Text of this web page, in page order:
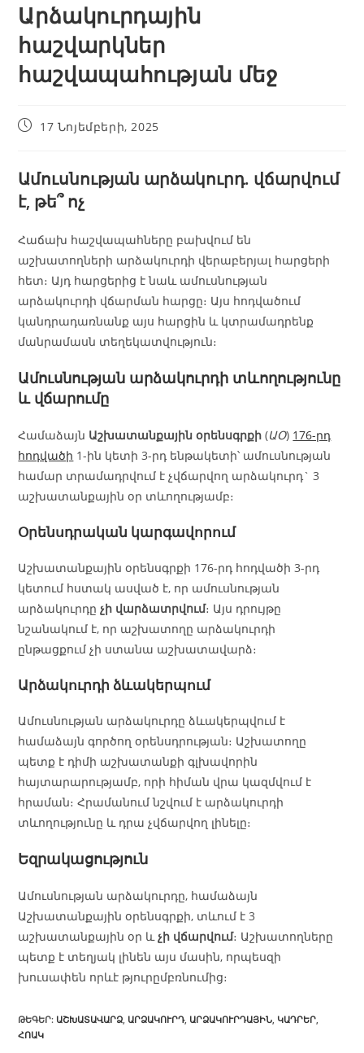
Արձակուրդային
հաշվարկներ
հաշվապահության մեջ
17 Նոյեմբերի, 2025
Ամուսնության արձակուրդ. վճարվում
է, թե՞ ոչ
Հաճախ հաշվապահները բախվում են
աշխատողների արձակուրդի վերաբերյալ հարցերի
հետ։ Այդ հարցերից է նաև ամուսնության
արձակուրդի վճարման հարցը։ Այս հոդվածում
կանդրադառնանք այս հարցին և կտրամադրենք
մանրամասն տեղեկատվություն։
Ամուսնության արձակուրդի տևողությունը
և վճարումը
Համաձայն Աշխատանքային օրենսգրքի (ԱՕ) 176-րդ
հոդվածի 1-ին կետի 3-րդ ենթակետի՝ ամուսնության
համար տրամադրվում է չվճարվող արձակուրդ` 3
աշխատանքային օր տևողությամբ։
Օրենսդրական կարգավորում
Աշխատանքային օրենսգրքի 176-րդ հոդվածի 3-րդ
կետում հստակ ասված է, որ ամուսնության
արձակուրդըչի վարձատրվում։ Այս դրույթը
նշանակում է, որ աշխատողը արձակուրդի
ընթացքում չի ստանա աշխատավարձ։
Արձակուրդի ձևակերպում
Ամուսնության արձակուրդը ձևակերպվում է
համաձայն գործող օրենսդրության։ Աշխատողը
պետք է դիմի աշխատանքի գլխավորին
հայտարարությամբ, որի հիման վրա կազմվում է
հրաման։ Հրամանում նշվում է արձակուրդի
տևողությունը և դրա չվճարվող լինելը։
Եզրակացություն
Ամուսնության արձակուրդը, համաձայն
Աշխատանքային օրենսգրքի, տևում է 3
աշխատանքային օր ևչի վճարվում։ Աշխատողները
պետք է տեղյակ լինեն այս մասին, որպեսզի
խուսափեն որևէ թյուրըմբռնումից։
ԹԵԳԵՐ: ԱՇԽԱՏԱՎԱՐՁ, ԱՐՁԱԿՈՒՐԴ, ԱՐՁԱԿՈՒՐԴԱՅԻՆ, ԿԱԴՐԵՐ,
ՀՈԱԿ